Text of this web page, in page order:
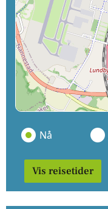
Nå
Vis reisetider